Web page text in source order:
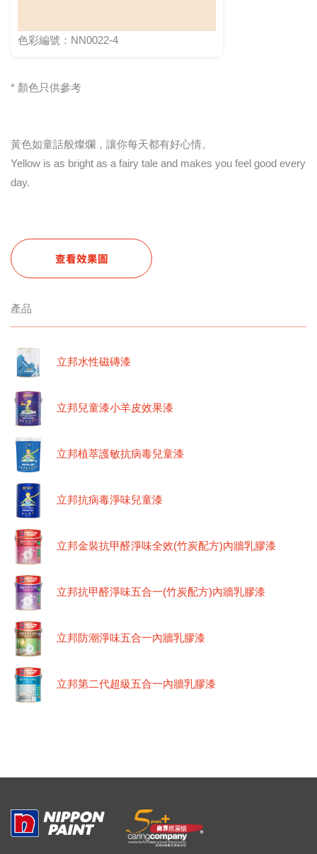
色彩編號：NN0022-4
* 顏色只供參考
黃色如童話般燦爛，讓你每天都有好心情。
Yellow is as bright as a fairy tale and makes you feel good every
day.
查看效果圖
產品
立邦水性磁磚漆
立邦兒童漆小羊皮效果漆
立邦植萃護敏抗病毒兒童漆
立邦抗病毒淨味兒童漆
立邦金裝抗甲醛淨味全效(竹炭配方)內牆乳膠漆
立邦抗甲醛淨味五合一(竹炭配方)內牆乳膠漆
立邦防潮淨味五合一內牆乳膠漆
立邦第二代超級五合一內牆乳膠漆